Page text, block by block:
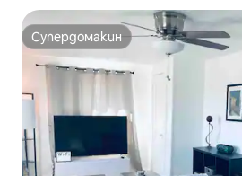
Супердомакин
Супердомакин